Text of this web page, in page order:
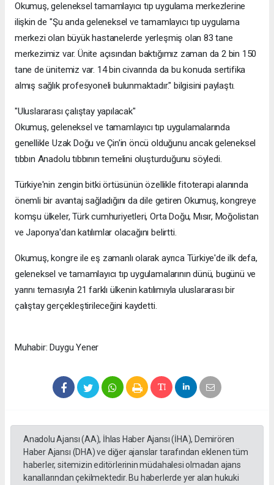
Okumuş, geleneksel tamamlayıcı tıp uygulama merkezlerine
ilişkin de "Şu anda geleneksel ve tamamlayıcı tıp uygulama
merkezi olan büyük hastanelerde yerleşmiş olan 83 tane
merkezimiz var. Ünite açısından baktığımız zaman da 2 bin 150
tane de ünitemiz var. 14 bin civarında da bu konuda sertifika
almış sağlık profesyoneli bulunmaktadır." bilgisini paylaştı.
"Uluslararası çalıştay yapılacak"
Okumuş, geleneksel ve tamamlayıcı tıp uygulamalarında
genellikle Uzak Doğu ve Çin'in öncü olduğunu ancak geleneksel
tıbbın Anadolu tıbbının temelini oluşturduğunu söyledi.
Türkiye'nin zengin bitki örtüsünün özellikle fitoterapi alanında
önemli bir avantaj sağladığını da dile getiren Okumuş, kongreye
komşu ülkeler, Türk cumhuriyetleri, Orta Doğu, Mısır, Moğolistan
ve Japonya'dan katılımlar olacağını belirtti.
Okumuş, kongre ile eş zamanlı olarak ayrıca Türkiye'de ilk defa,
geleneksel ve tamamlayıcı tıp uygulamalarının dünü, bugünü ve
yarını temasıyla 21 farklı ülkenin katılımıyla uluslararası bir
çalıştay gerçekleştirileceğini kaydetti.
Muhabir: Duygu Yener
Anadolu Ajansı (AA), İhlas Haber Ajansı (İHA), Demirören
Haber Ajansı (DHA) ve diğer ajanslar tarafından eklenen tüm
haberler, sitemizin editörlerinin müdahalesi olmadan ajans
kanallarından çekilmektedir. Bu haberlerde yer alan hukuki